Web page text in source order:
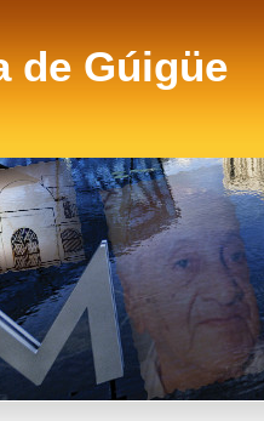
de Gúigüe